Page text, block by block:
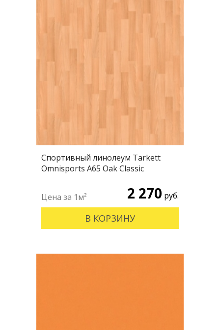
Спортивный линолеум Tarkett
Omnisports А65 Oak Classic
2 270 руб.
В КОРЗИНУ